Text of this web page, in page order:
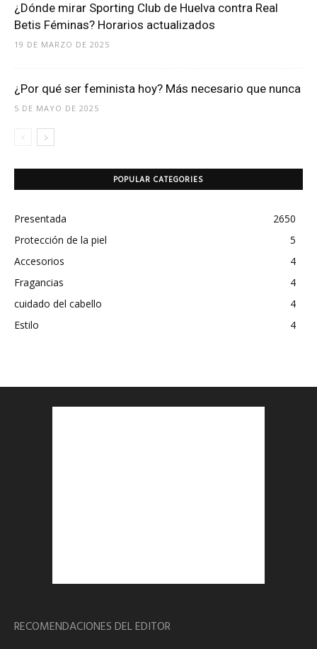
¿Dónde mirar Sporting Club de Huelva contra Real
Betis Féminas? Horarios actualizados
19 DE MARZO DE 2025
¿Por qué ser feminista hoy? Más necesario que nunca
5 DE MAYO DE 2025
POPULAR CATEGORIES
Presentada
2650
Protección de la piel
5
Accesorios
4
Fragancias
4
cuidado del cabello
4
Estilo
4
RECOMENDACIONES DEL EDITOR